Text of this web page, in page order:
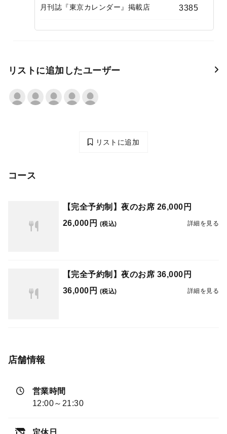
月刊誌『東京カレンダー』掲載店 3385
リストに追加したユーザー
リストに追加
コース
【完全予約制】夜のお席 26,000円
26,000円 (税込) 詳細を見る
【完全予約制】夜のお席 36,000円
36,000円 (税込) 詳細を見る
店舗情報
営業時間
12:00～21:30